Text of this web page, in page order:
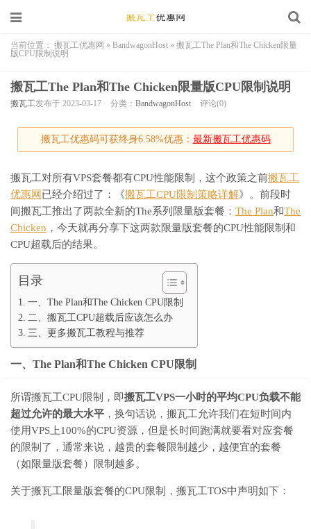
当前位置： 搬瓦工优惠网 » BandwagonHost » 搬瓦工The Plan和The Chicken限量
版CPU限制说明
搬瓦工The Plan和The Chicken限量版CPU限制说明
搬瓦工发布于 2023-03-17 分类： BandwagonHost 评论(0)
搬瓦工优惠码可获终身6.58%优惠： 最新搬瓦工优惠码
搬瓦工对所有VPS套餐都有CPU性能限制，这个政策之前搬瓦工
优惠网 已经介绍过了：《搬瓦工CPU限制策略详解》。前段时
间搬瓦工推出了两款全新的The系列限量版套餐： The Plan和The
Chicken ，今天就再分享下这两款限量版套餐的CPU性能限制和
CPU超载后的结果。
目录
一、The Plan和The Chicken CPU限制
二、搬瓦工CPU超载后应该怎么办
三、更多搬瓦工教程与推荐
一、The Plan和The Chicken CPU限制
所谓搬瓦工CPU限制，即搬瓦工VPS一小时的平均CPU负载不能
超过允许的最大水平 ，换句话说，搬瓦工允许我们在短时间内
使用VPS上100%的CPU资源，但是长时间跑满就要看对应套餐
的限制了，通常来说，越贵的套餐限制越少，越便宜的套餐
（如限量版套餐）限制越多。
关于搬瓦工限量版套餐的CPU限制，搬瓦工TOS中声明如下：